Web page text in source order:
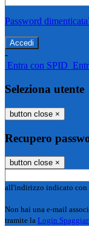
Password
-
Entra con SPID
Seleziona utente
button close ×
Recupero
button close ×
all'indirizzo indicato con
Non hai una e-mail
tramite la Login